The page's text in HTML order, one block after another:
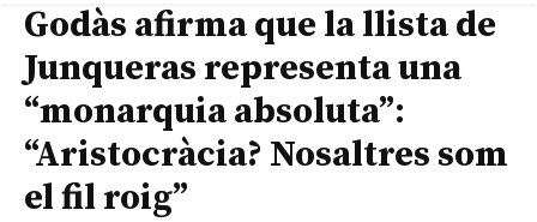
Godàs afirma que la llista de
Junqueras representa una
“monarquia absoluta”:
“Aristocràcia? Nosaltres som
el fil roig”